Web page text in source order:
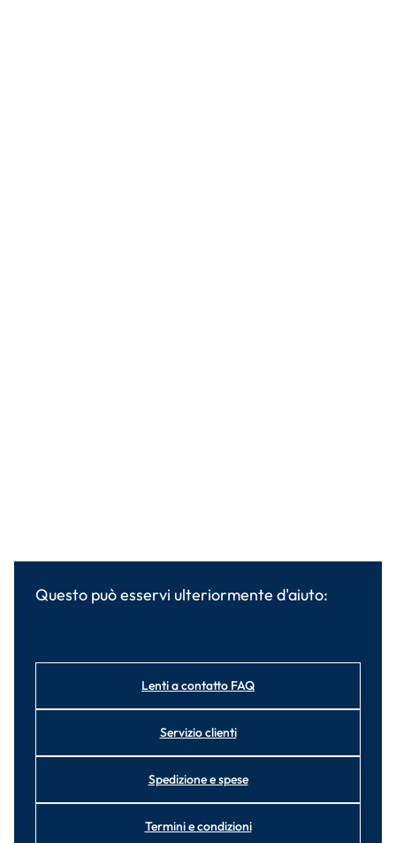
Questo può esservi ulteriormente d'aiuto:
Lenti a contatto FAQ
Servizio clienti
Spedizione e spese
Termini e condizioni